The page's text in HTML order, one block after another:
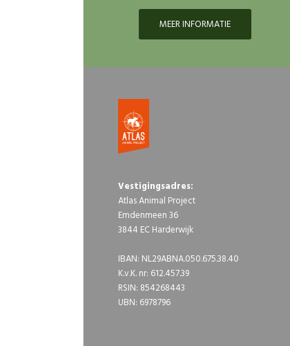
MEER INFORMATIE
Vestigingsadres:
Atlas Animal Project
Emdenmeen 36
3844 EC Harderwijk
IBAN: NL29ABNA.050.675.38.40
K.v.K. nr: 612.457.39
RSIN: 854268443
UBN: 6978796